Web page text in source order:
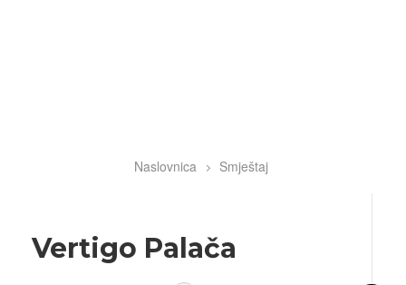
BreadcrumbNaslovnica Smještaj
Vertigo Palača